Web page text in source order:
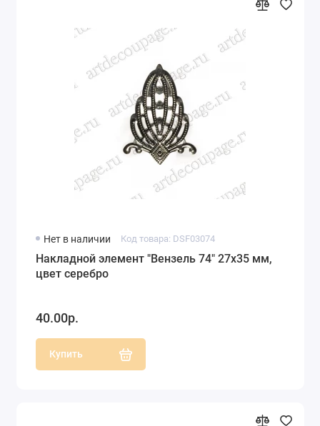
Нет в наличии Код товара: DSF03074
Накладной элемент "Вензель 74" 27х35 мм,
цвет серебро
40.00р.
Купить